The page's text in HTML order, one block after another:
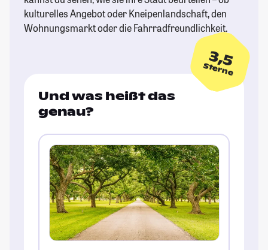
kulturelles Angebot oder Kneipenlandschaft, den
Wohnungsmarkt oder die Fahrradfreundlichkeit.
3,5
Sterne
Und was heißt das
genau?